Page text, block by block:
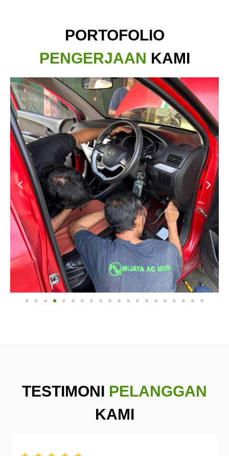
PORTOFOLIO
PENGERJAAN KAMI
TESTIMONI PELANGGAN
KAMI